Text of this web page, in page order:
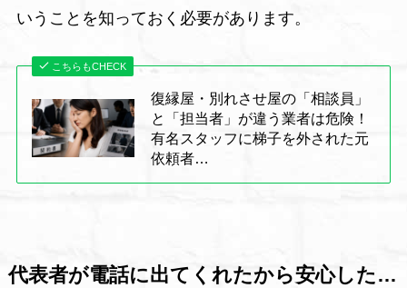
いうことを知っておく必要があります。
こちらもCHECK
復縁屋・別れさせ屋の「相談員」
と「担当者」が違う業者は危険！
有名スタッフに梯子を外された元
依頼者…
代表者が電話に出てくれたから安心した…